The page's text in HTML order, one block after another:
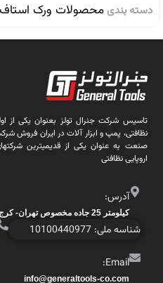
دسته بندی محصولات ورک استاف
تاسیس شرکت جنرال تولز بعنوان یکی از
نظافتی، پمپ و ابزار آلات در ایران فروش
صنعت به عنوان یکی از قدیمیترین
اروپایی نظافتی
آدرس:
کیلومتر 25 جاده مخصوص تهران- کرج، گرمدره، شرکت جنرال تولز
شناسه ملی: 10100440977
Email:
info@generaltools-co.com